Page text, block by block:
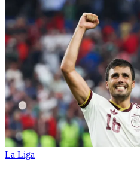
La Liga